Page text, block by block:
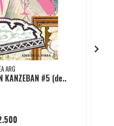
ARG
KANZEBAN #5 (de..